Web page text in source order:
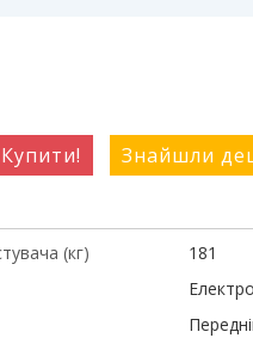
Купити! Знайшли
(кг)
181